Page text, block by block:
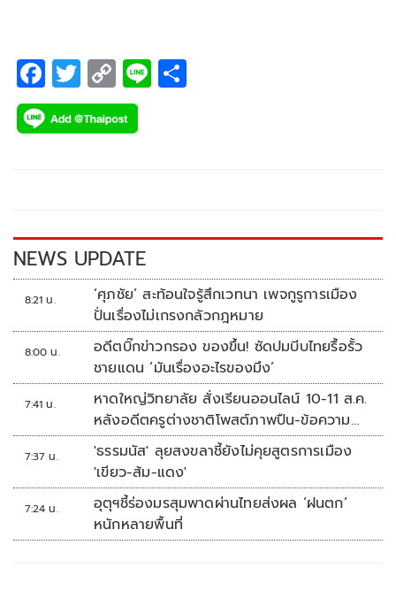
F
ac
e
k
T
wi
tt
C
o
p
k
Li
NEWS UPDATE
8:21 น.
‘ศุภชัย’ สะท้อนใจรู้สึกเวทนา เพจกูรูการเมือง
ปั่นเรื่องไม่เกรงกลัวกฎหมาย
8:00 น.
อดีตบิ๊กข่าวกรอง ของขึ้น! ซัดปมบีบไทยรื้อรั้ว
ชายแดน ‘มันเรื่องอะไรของมึง’
7:41 น.
หาดใหญ่วิทยาลัย สั่งเรียนออนไลน์ 10-11 ส.ค.
หลังอดีตครูต่างชาติโพสต์ภาพปืน-ข้อความ
ข่มขู่
7:37 น.
'ธรรมนัส' ลุยสงขลาชี้ยังไม่คุยสูตรการเมือง
'เขียว-ส้ม-แดง'
7:24 น.
อุตุฯชี้ร่องมรสุมพาดผ่านไทยส่งผล ‘ฝนตก’
หนักหลายพื้นที่